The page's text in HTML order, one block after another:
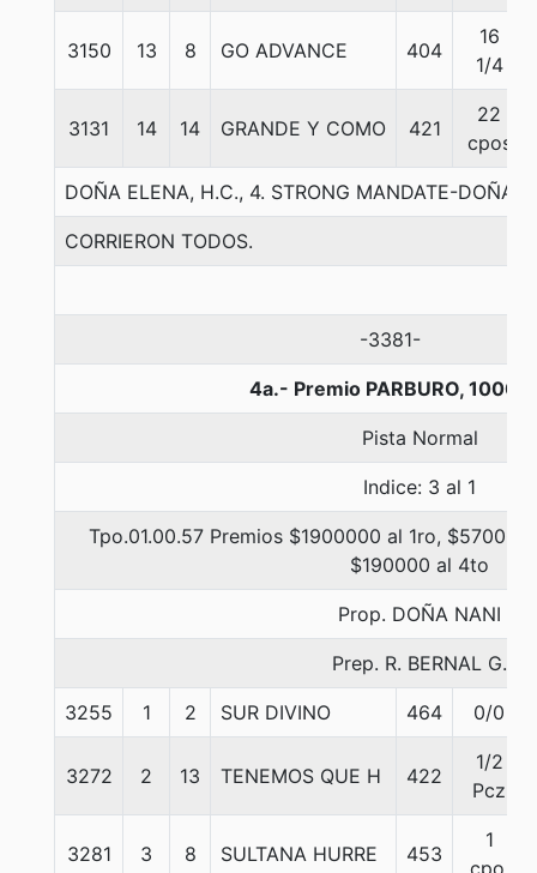
3150 13 8 GO ADVANCE 404
16
1/4
3131 14 14 GRANDE Y COMO 421
22
cpos
DOÑA ELENA, H.C., 4. STRONG MANDATE-DOÑA
CORRIERON TODOS.
-3381-
4a.- Premio PARBURO, 1000
Pista Normal
Indice: 3 al 1
Tpo.01.00.57 Premios $1900000 al 1ro,
$190000 al 4to
Prop. DOÑA NANI
Prep. R. BERNAL G.
3255 1 2 SUR DIVINO 464 0/0
3272 2 13 TENEMOS QUE H 422
1/2
Pcz
3281 3 8 SULTANA HURRE 453
1
cpo.